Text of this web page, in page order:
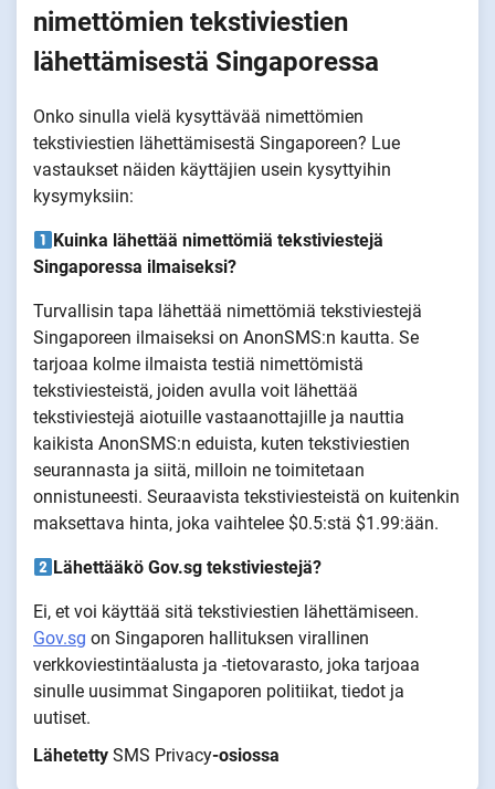
nimettömien tekstiviestien
lähettämisestä Singaporessa
Onko sinulla vielä kysyttävää nimettömien
tekstiviestien lähettämisestä Singaporeen? Lue
vastaukset näiden käyttäjien usein kysyttyihin
kysymyksiin:
Kuinka lähettää nimettömiä tekstiviestejä
Singaporessa ilmaiseksi?
Turvallisin tapa lähettää nimettömiä tekstiviestejä
Singaporeen ilmaiseksi on AnonSMS:n kautta. Se
tarjoaa kolme ilmaista testiä nimettömistä
tekstiviesteistä, joiden avulla voit lähettää
tekstiviestejä aiotuille vastaanottajille ja nauttia
kaikista AnonSMS:n eduista, kuten tekstiviestien
seurannasta ja siitä, milloin ne toimitetaan
onnistuneesti. Seuraavista tekstiviesteistä on kuitenkin
maksettava hinta, joka vaihtelee $0.5:stä $1.99:ään.
Lähettääkö Gov.sg tekstiviestejä?
Ei, et voi käyttää sitä tekstiviestien lähettämiseen.
Gov.sg on Singaporen hallituksen virallinen
verkkoviestintäalusta ja -tietovarasto, joka tarjoaa
sinulle uusimmat Singaporen politiikat, tiedot ja
uutiset.
Lähetetty SMS Privacy-osiossa